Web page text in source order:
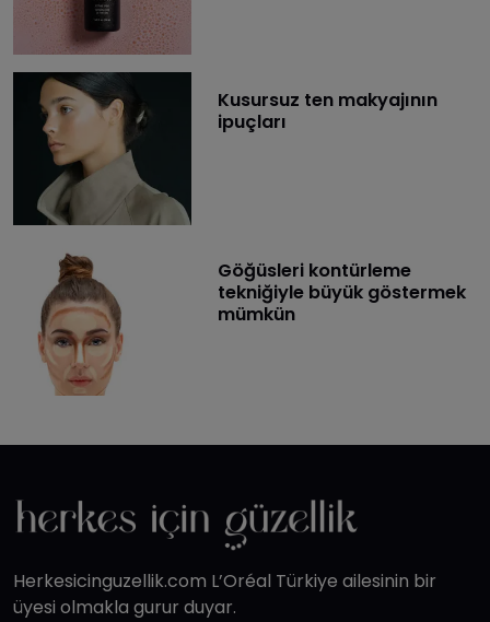
Kusursuz ten makyajının
ipuçları
Göğüsleri kontürleme
tekniğiyle büyük göstermek
mümkün
Herkesicinguzellik.com L’Oréal Türkiye ailesinin bir
üyesi olmakla gurur duyar.